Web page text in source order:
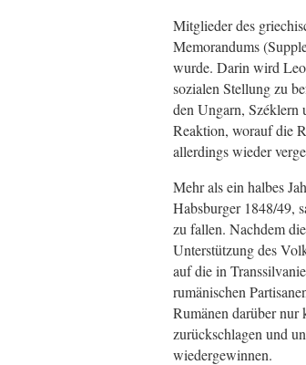
Mitglieder des
Memorandums
wurde. Darin wird
sozialen Stellung zu
den Ungarn, Széklern
Reaktion, worauf die
allerdings wieder
Mehr als ein halbes
Habsburger 1848/49,
zu fallen. Nachdem
Unterstützung des
auf die in
rumänischen
Rumänen darüber
zurückschlagen und
wiedergewinnen.